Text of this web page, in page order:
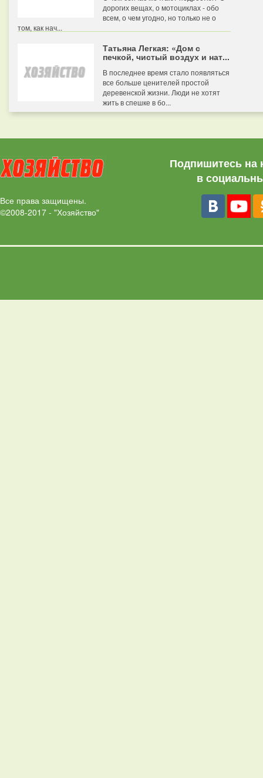
дорогих вещах, о мотоциклах - обо
всем, о чем угодно, но только не о
том, как нач...
Татьяна Легкая: «Дом с
печкой, чистый воздух и нат...
В последнее время стало появляться
все больше ценителей простой
деревенской жизни. Люди не хотят
жить в спешке в бо...
Все права защищены.
©2008-2017 - "Хозяйство"
Подпишитесь на
в